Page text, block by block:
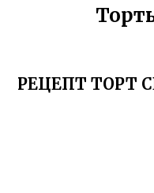
РЕЦЕПТ ТОРТ